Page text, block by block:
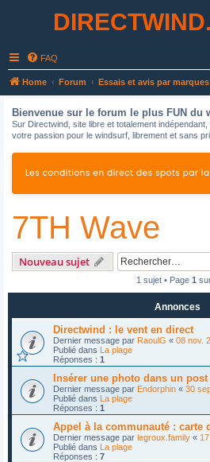
FAQ
Home Forum Essais et avis par marques
Bienvenue sur le forum le plus FUN du
Sur Directwind, site libre et totalement
votre passion pour le windsurf, librement et sans
7TH Wave
Nouveau sujet
1 sujet • Page 1
Annonces
Directwind : le vent en direct
Dernier message par RaoulG « 08 nov.
Publié dans La plage
Réponses : 1
Insérer une photo dans un post
Dernier message par Endorphin « 30
Publié dans La plage
Réponses : 1
Appel à la communauté : carte
Dernier message par legroux.family «
Publié dans La plage
Réponses : 7